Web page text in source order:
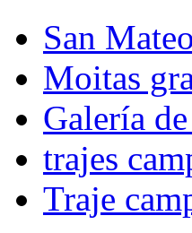
San Mateo
Moitas
Galería
trajes
Traje